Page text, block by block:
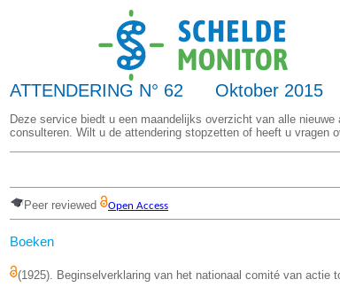
ATTENDERING N° 62 Oktober 2015
Deze service biedt u een maandelijks overzicht van alle
consulteren. Wilt u de attendering stopzetten of heeft u vragen
Peer reviewed Open Access
Boeken
(1925). Beginselverklaring van het nationaal comité van